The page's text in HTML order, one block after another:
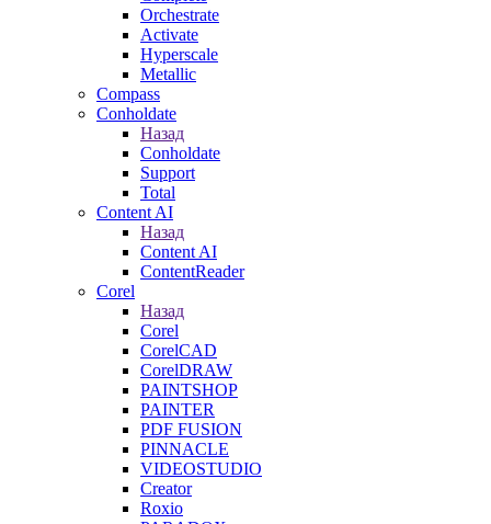
Orchestrate
Activate
Hyperscale
Metallic
Compass
Conholdate
Назад
Conholdate
Support
Total
Content AI
Назад
Content AI
ContentReader
Corel
Назад
Corel
CorelCAD
CorelDRAW
PAINTSHOP
PAINTER
PDF FUSION
PINNACLE
VIDEOSTUDIO
Creator
Roxio